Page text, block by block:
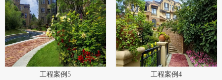
工程案例5 工程案例4